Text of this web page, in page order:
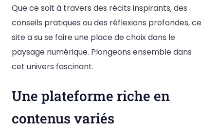
Que ce soit à travers des récits inspirants, des
conseils pratiques ou des réflexions profondes, ce
site a su se faire une place de choix dans le
paysage numérique. Plongeons ensemble dans
cet univers fascinant.
Une plateforme riche en
contenus variés